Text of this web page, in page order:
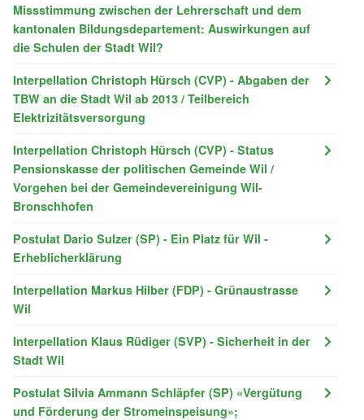
Missstimmung zwischen der Lehrerschaft und dem
kantonalen Bildungsdepartement: Auswirkungen auf
die Schulen der Stadt Wil?
Interpellation Christoph Hürsch (CVP) - Abgaben der
TBW an die Stadt Wil ab 2013 / Teilbereich
Elektrizitätsversorgung
Interpellation Christoph Hürsch (CVP) - Status
Pensionskasse der politischen Gemeinde Wil /
Vorgehen bei der Gemeindevereinigung Wil-
Bronschhofen
Postulat Dario Sulzer (SP) - Ein Platz für Wil -
Erheblicherklärung
Interpellation Markus Hilber (FDP) - Grünaustrasse
Wil
Interpellation Klaus Rüdiger (SVP) - Sicherheit in der
Stadt Wil
Postulat Silvia Ammann Schläpfer (SP) «Vergütung
und Förderung der Stromeinspeisung»;